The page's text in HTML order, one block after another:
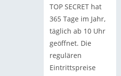
TOP SECRET hat
365 Tage im Jahr,
täglich ab 10 Uhr
geöffnet. Die
regulären
Eintrittspreise